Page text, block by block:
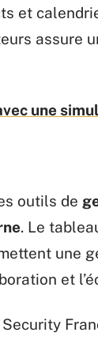
et
assure
une
outils de
. Le
une
et